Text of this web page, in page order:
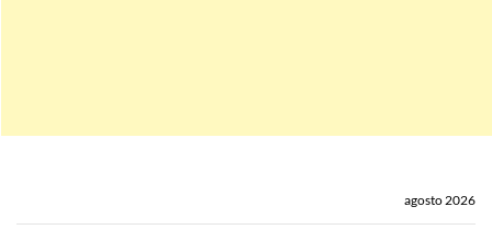
agosto 2026